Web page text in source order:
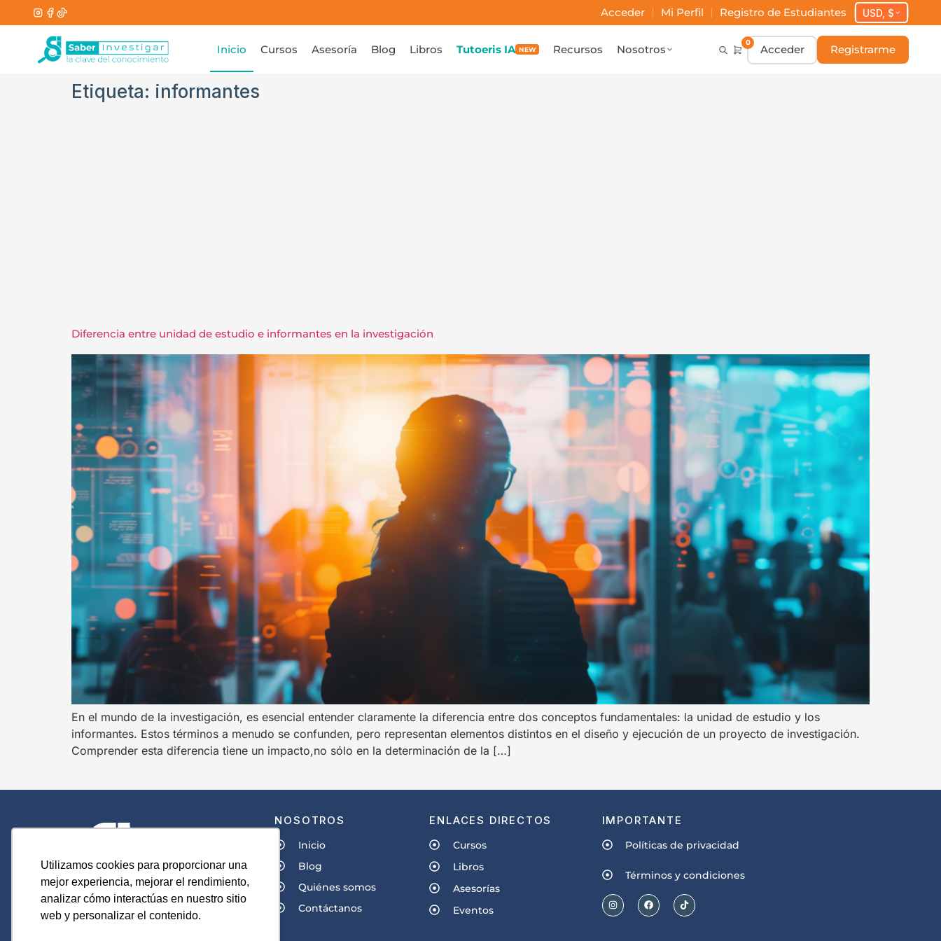
Utilizamos cookies para proporcionar una
mejor experiencia, mejorar el rendimiento,
analizar cómo interactúas en nuestro sitio
web y personalizar el contenido.
Acceder Mi Perfil Registro de Estudiantes USD, $
Inicio Cursos Asesoría Blog Libros Tutoeris IA NEW Recursos Nosotros
0
Acceder Registrarme
Etiqueta: informantes
Diferencia entre unidad de estudio e informantes en la investigación
En el mundo de la investigación, es esencial entender claramente la diferencia entre dos conceptos fundamentales: la unidad de estudio y los
informantes. Estos términos a menudo se confunden, pero representan elementos distintos en el diseño y ejecución de un proyecto de investigación.
Comprender esta diferencia tiene un impacto,no sólo en la determinación de la […]
NOSOTROS
Inicio
Blog
Quiénes somos
Contáctanos
ENLACES DIRECTOS
Cursos
Libros
Asesorías
Eventos
IMPORTANTE
Políticas de privacidad
Términos y condiciones